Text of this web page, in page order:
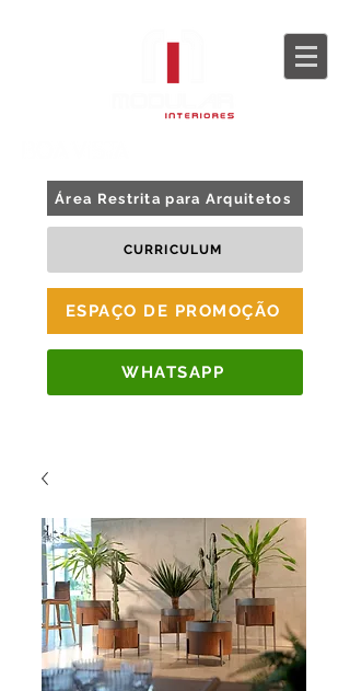
Área Restrita para Arquitetos
CURRICULUM
ESPAÇO DE PROMOÇÃO
WHATSAPP